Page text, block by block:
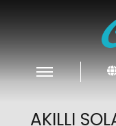
AKILLI